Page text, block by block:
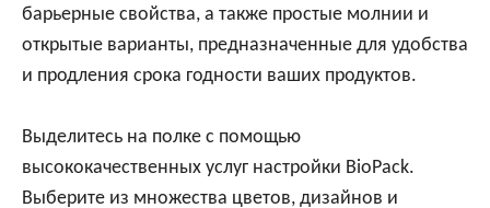
барьерные свойства, а также простые молнии и
открытые варианты, предназначенные для удобства
и продления срока годности ваших продуктов.
Выделитесь на полке с помощью
высококачественных услуг настройки BioPack.
Выберите из множества цветов, дизайнов и